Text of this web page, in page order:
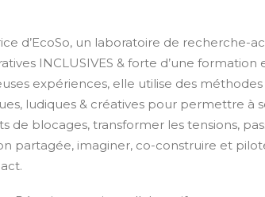
d’EcoSo, un laboratoire de recherche-
INCLUSIVES & forte d’une formation
expériences, elle utilise des
ludiques & créatives pour permettre à
de blocages, transformer les tensions,
partagée, imaginer, co-construire et